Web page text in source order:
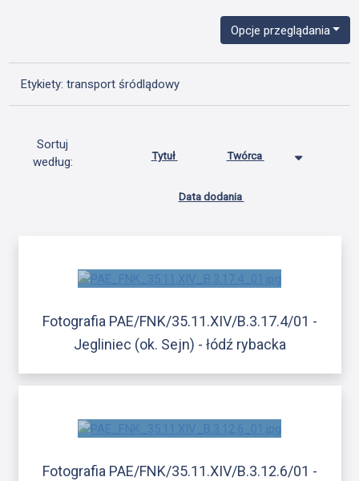
Opcje przeglądania
Etykiety: transport śródlądowy
Sortuj
według:
Tytuł Twórca
Data dodania
Fotografia PAE/FNK/35.11.XIV/B.3.17.4/01 -
Jegliniec (ok. Sejn) - łódź rybacka
Fotografia PAE/FNK/35.11.XIV/B.3.12.6/01 -